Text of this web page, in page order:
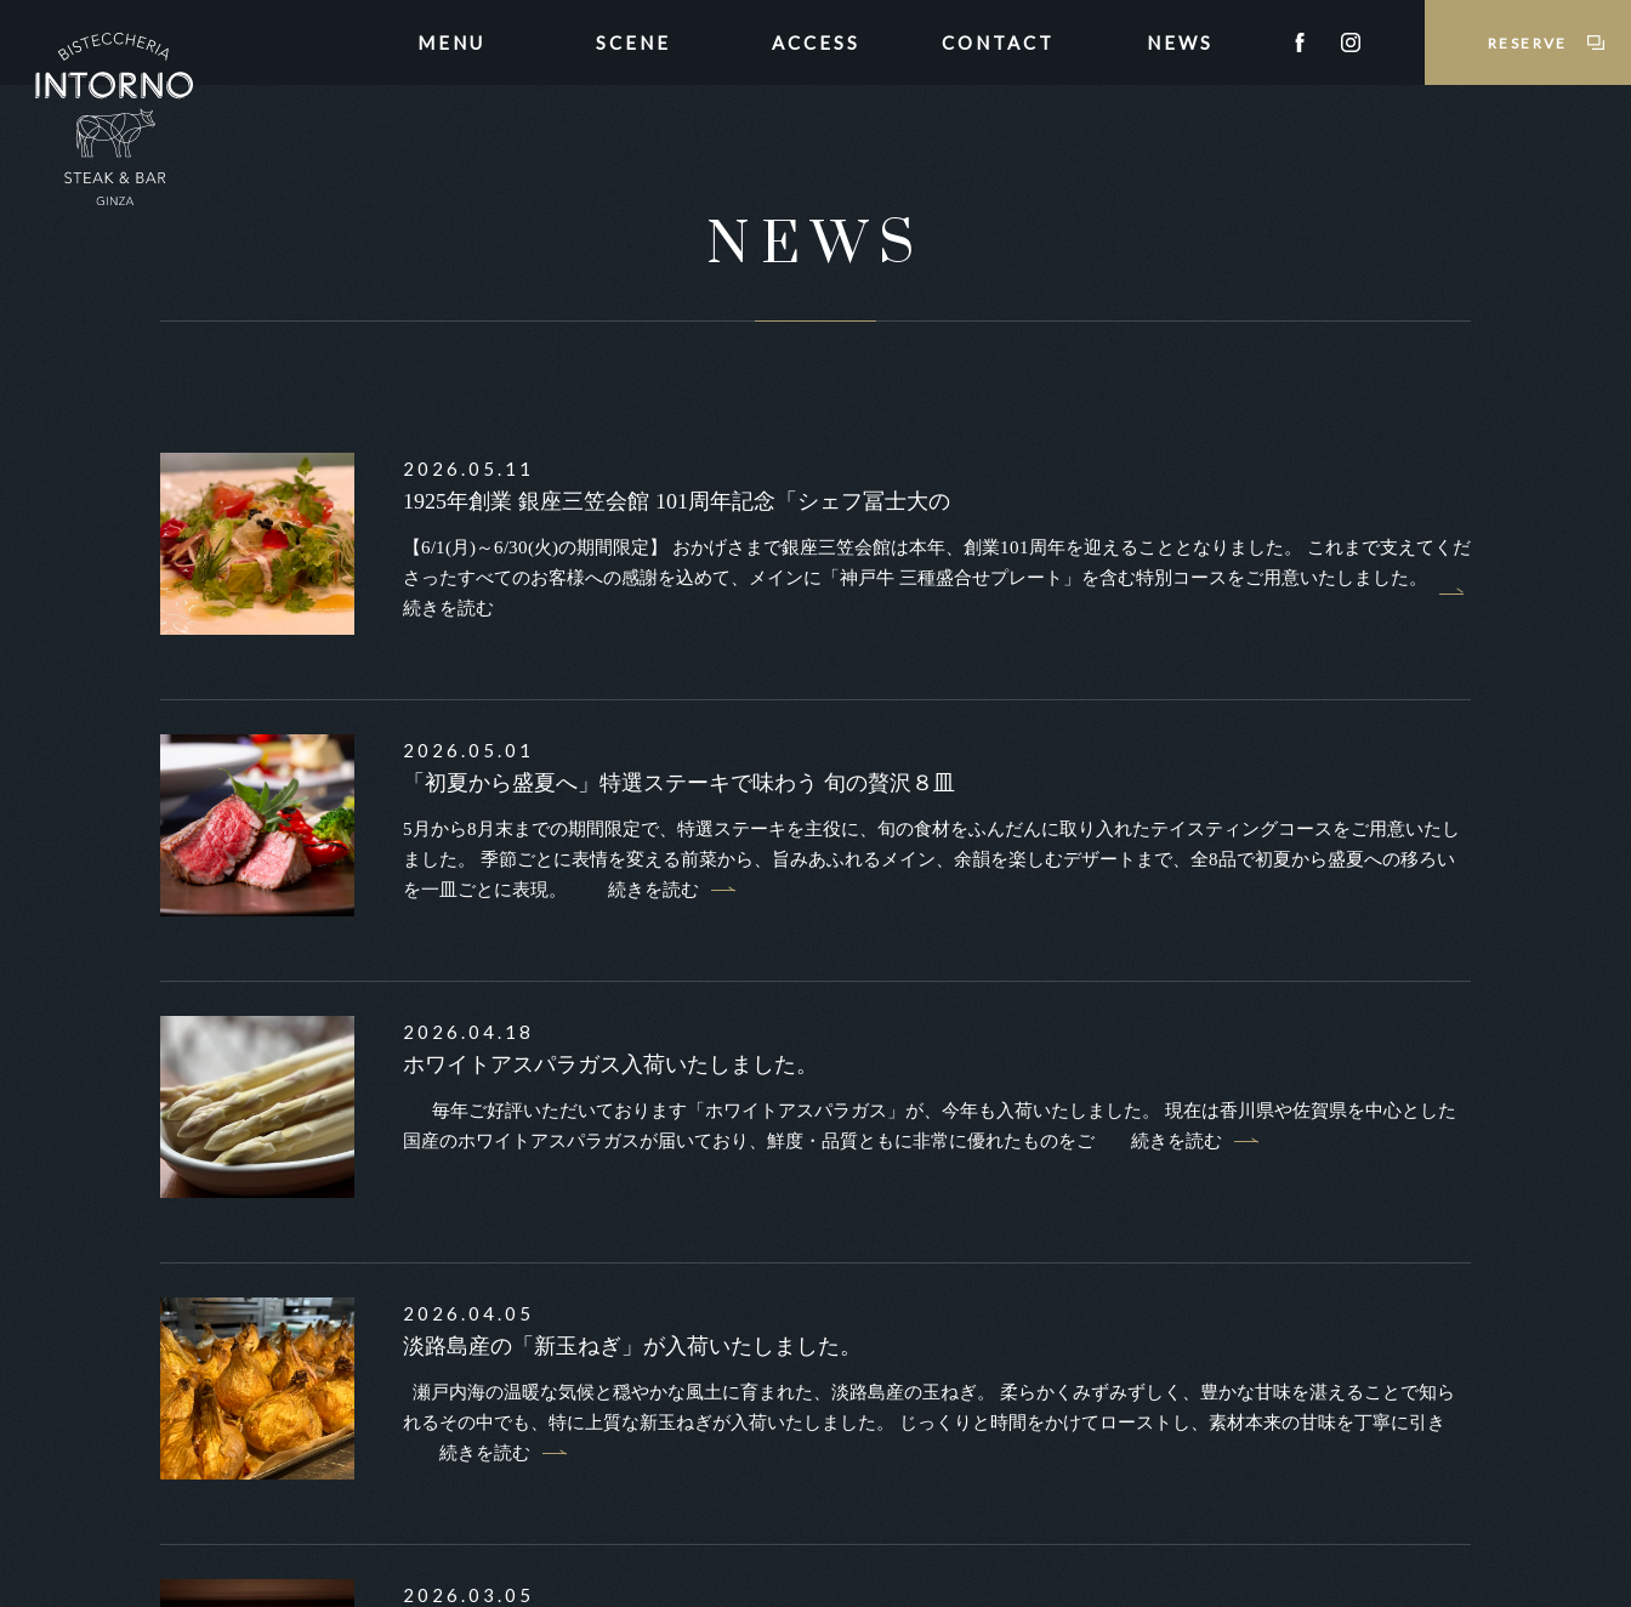
MENU SCENE ACCESS CONTACT NEWS RESERVE
NEWS
2026.05.11
1925年創業 銀座三笠会館 101周年記念「シェフ冨士大の
【6/1(月)～6/30(火)の期間限定】 おかげさまで銀座三笠会館は本年、創業101周年を迎えることとなりました。 これまで支えてくだ
さったすべてのお客様への感謝を込めて、メインに「神戸牛 三種盛合せプレート」を含む特別コースをご用意いたしました。
続きを読む
2026.05.01
「初夏から盛夏へ」特選ステーキで味わう 旬の贅沢８皿
5月から8月末までの期間限定で、特選ステーキを主役に、旬の食材をふんだんに取り入れたテイスティングコースをご用意いたし
ました。 季節ごとに表情を変える前菜から、旨みあふれるメイン、余韻を楽しむデザートまで、全8品で初夏から盛夏への移ろい
を一皿ごとに表現。
続きを読む
2026.04.18
ホワイトアスパラガス入荷いたしました。
毎年ご好評いただいております「ホワイトアスパラガス」が、今年も入荷いたしました。 現在は香川県や佐賀県を中心とした
国産のホワイトアスパラガスが届いており、鮮度・品質ともに非常に優れたものをご
続きを読む
2026.04.05
淡路島産の「新玉ねぎ」が入荷いたしました。
瀬戸内海の温暖な気候と穏やかな風土に育まれた、淡路島産の玉ねぎ。 柔らかくみずみずしく、豊かな甘味を湛えることで知ら
れるその中でも、特に上質な新玉ねぎが入荷いたしました。 じっくりと時間をかけてローストし、素材本来の甘味を丁寧に引き
続きを読む
2026.03.05